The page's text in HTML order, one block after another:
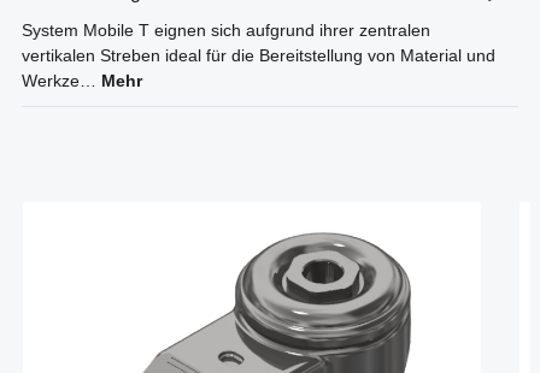
System Mobile T eignen sich aufgrund ihrer zentralen
vertikalen Streben ideal für die Bereitstellung von Material und
Werkze… Mehr